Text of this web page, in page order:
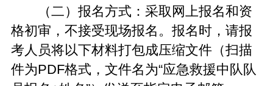
（二）报名方式：采取网上报名和资
格初审，不接受现场报名。报名时，请报
考人员将以下材料打包成压缩文件（扫描
件为PDF格式，文件名为“应急救援中队队